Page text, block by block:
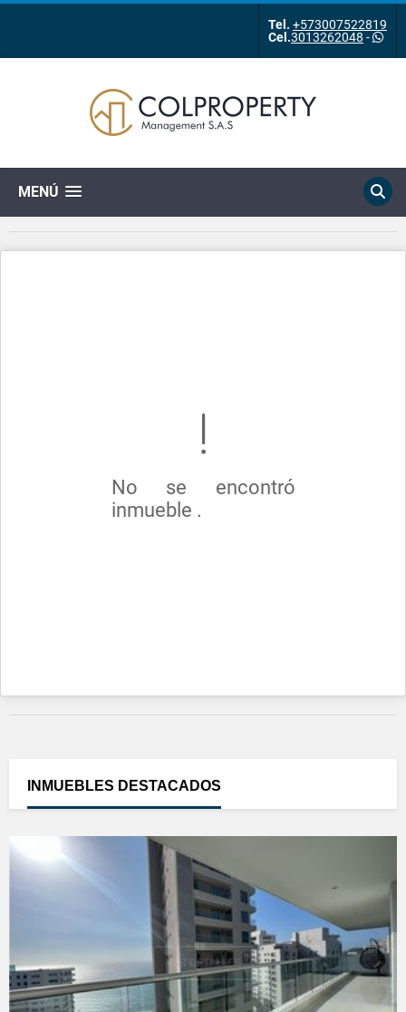
Tel. +573007522819
Cel.3013262048 -
MENÚ
No se encontró
inmueble .
INMUEBLES DESTACADOS
VER DETALLES